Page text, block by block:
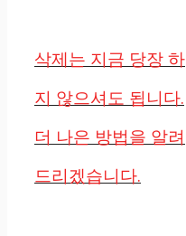
삭제는 지금 당장 하
지 않으셔도 됩니다.
더 나은 방법을 알려
드리겠습니다.